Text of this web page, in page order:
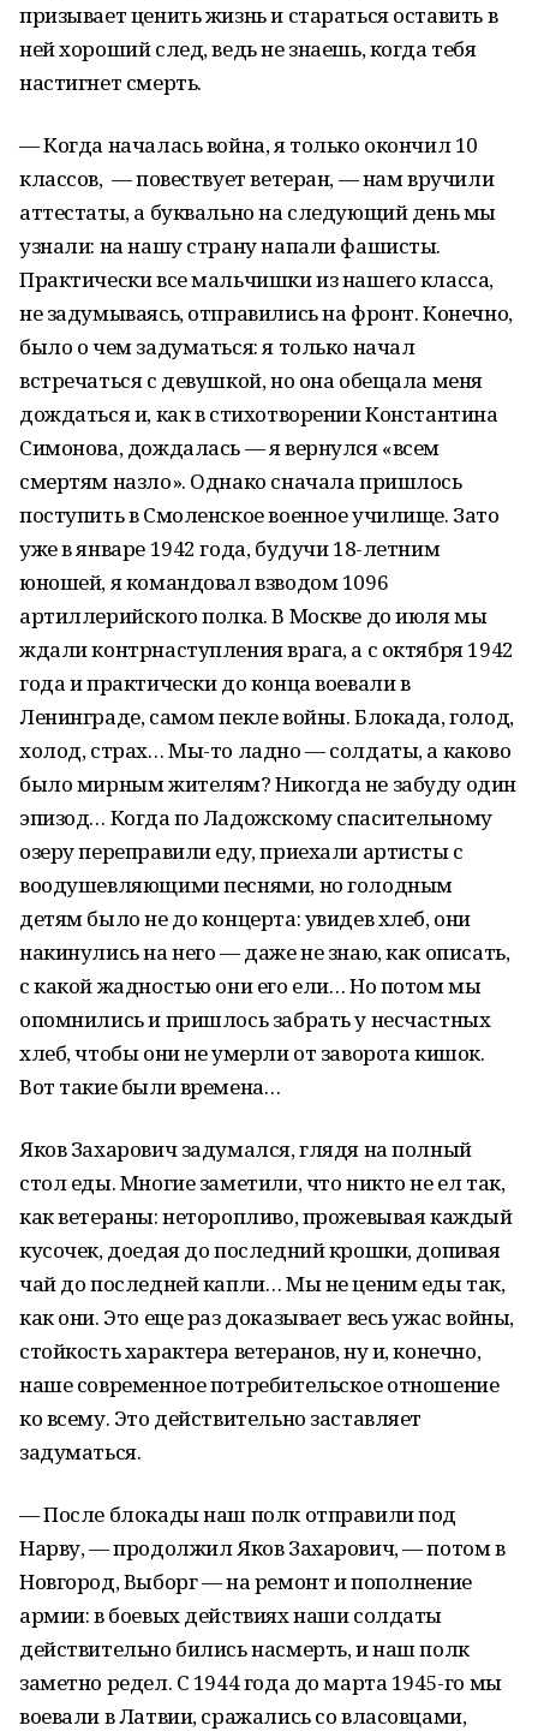
призывает ценить жизнь и стараться оставить в
ней хороший след, ведь не знаешь, когда тебя
настигнет смерть.
— Когда началась война, я только окончил 10
классов, — повествует ветеран, — нам вручили
аттестаты, а буквально на следующий день мы
узнали: на нашу страну напали фашисты.
Практически все мальчишки из нашего класса,
не задумываясь, отправились на фронт. Конечно,
было о чем задуматься: я только начал
встречаться с девушкой, но она обещала меня
дождаться и, как в стихотворении Константина
Симонова, дождалась — я вернулся «всем
смертям назло». Однако сначала пришлось
поступить в Смоленское военное училище. Зато
уже в январе 1942 года, будучи 18-летним
юношей, я командовал взводом 1096
артиллерийского полка. В Москве до июля мы
ждали контрнаступления врага, а с октября 1942
года и практически до конца воевали в
Ленинграде, самом пекле войны. Блокада, голод,
холод, страх… Мы-то ладно — солдаты, а каково
было мирным жителям? Никогда не забуду один
эпизод… Когда по Ладожскому спасительному
озеру переправили еду, приехали артисты с
воодушевляющими песнями, но голодным
детям было не до концерта: увидев хлеб, они
накинулись на него — даже не знаю, как описать,
с какой жадностью они его ели… Но потом мы
опомнились и пришлось забрать у несчастных
хлеб, чтобы они не умерли от заворота кишок.
Вот такие были времена…
Яков Захарович задумался, глядя на полный
стол еды. Многие заметили, что никто не ел так,
как ветераны: неторопливо, прожевывая каждый
кусочек, доедая до последний крошки, допивая
чай до последней капли… Мы не ценим еды так,
как они. Это еще раз доказывает весь ужас войны,
стойкость характера ветеранов, ну и, конечно,
наше современное потребительское отношение
ко всему. Это действительно заставляет
задуматься.
— После блокады наш полк отправили под
Нарву, — продолжил Яков Захарович, — потом в
Новгород, Выборг — на ремонт и пополнение
армии: в боевых действиях наши солдаты
действительно бились насмерть, и наш полк
заметно редел. С 1944 года до марта 1945-го мы
воевали в Латвии, сражались со власовцами,